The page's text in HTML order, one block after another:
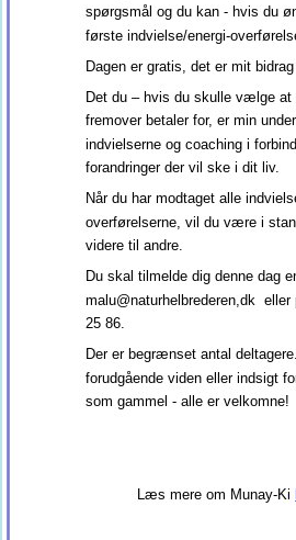
spørgsmål og du kan - hvis du
første indvielse/energi-
Dagen er gratis, det er mit
Det du – hvis du skulle vælge at
fremover betaler for, er min
indvielserne og coaching i
forandringer der vil ske i dit liv.
Når du har modtaget alle
overførelserne, vil du være i
videre til andre.
Du skal tilmelde dig denne dag
malu@naturhelbrederen,dk
25 86.
Der er begrænset antal
forudgående viden eller indsigt
som gammel - alle er velkomne!
Læs mere om Munay-Ki